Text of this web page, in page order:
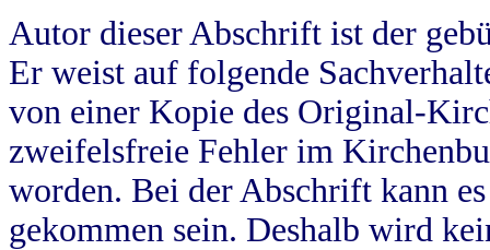
Autor dieser Abschrift ist der
Er weist auf folgende
von einer Kopie des Original-
zweifelsfreie Fehler im
worden. Bei der Abschrift kann
gekommen sein. Deshalb wird